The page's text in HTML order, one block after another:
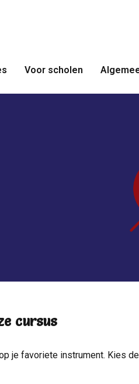
Voor scholen
cursus
je favoriete instrument. Kies